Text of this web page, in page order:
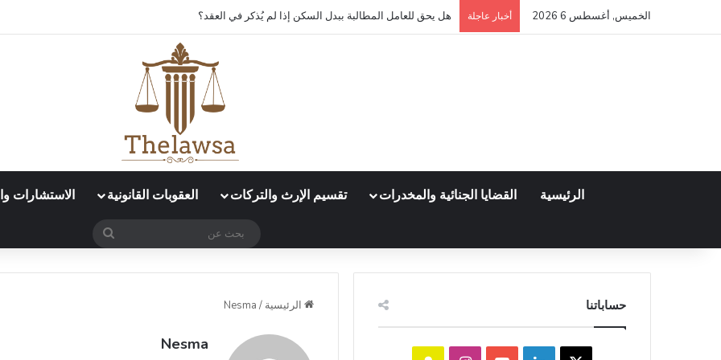
الخميس, أغسطس 6 2026 أخبار عاجلة هل يحق للعامل المطالبة ببدل السكن إذا لم يُذكر في العقد؟
الرئيسية القضايا الجنائية والمخدرات تقسيم الإرث والتركات العقوبات القانونية الاستشارات
بحث
الرئيسية /
Nesma
Nesma
حساباتنا